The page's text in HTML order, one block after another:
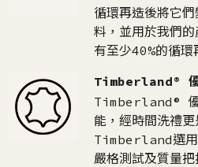
循環再造後將它
料，並用於我們
有至少40%的循環
Timberland®
Timberland® 優
能，經時間洗禮更
Timberland選用
嚴格測試及質量